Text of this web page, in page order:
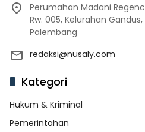
Perumahan Madani
Rw. 005, Kelurahan
Palembang
redaksi@nusaly.com
Kategori
Hukum & Kriminal
Pemerintahan